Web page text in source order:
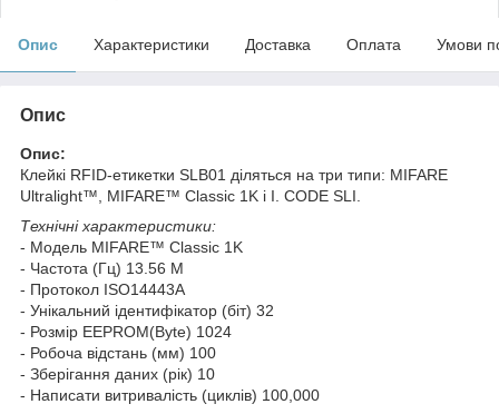
Опис Характеристики Доставка Оплата Умови
Опис
Опис:
Клейкі RFID-етикетки SLB01 діляться на три типи: MIFARE
Ultralight™, MIFARE™ Classic 1K і I. CODE SLI.
Технічні характеристики:
- Модель MIFARE™ Classic 1K
- Частота (Гц) 13.56 M
- Протокол ISO14443A
- Унікальний ідентифікатор (біт) 32
- Розмір EEPROM(Byte) 1024
- Робоча відстань (мм) 100
- Зберігання даних (рік) 10
- Написати витривалість (циклів) 100,000